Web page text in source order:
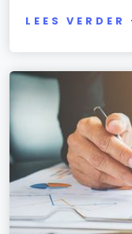
LEES VERDER